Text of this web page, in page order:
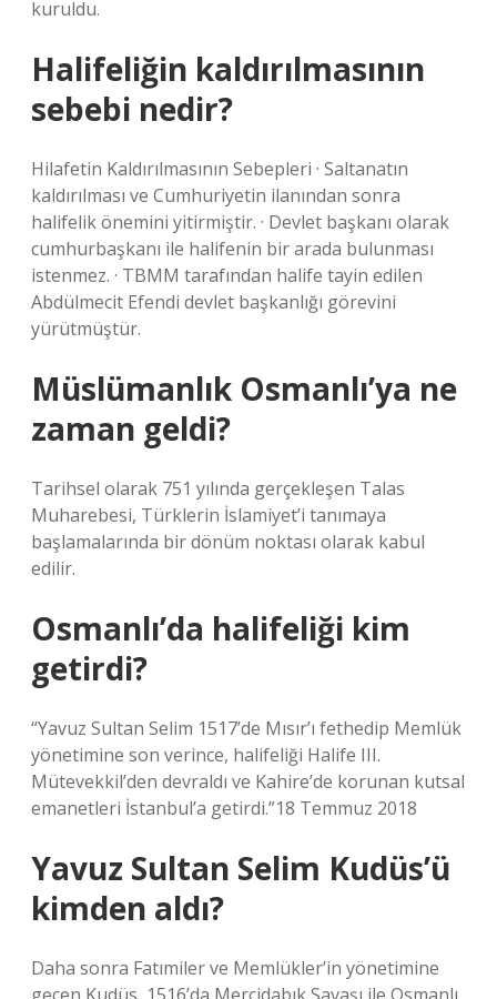
kuruldu.
Halifeliğin kaldırılmasının
sebebi nedir?
Hilafetin Kaldırılmasının Sebepleri · Saltanatın
kaldırılması ve Cumhuriyetin ilanından sonra
halifelik önemini yitirmiştir. · Devlet başkanı olarak
cumhurbaşkanı ile halifenin bir arada bulunması
istenmez. · TBMM tarafından halife tayin edilen
Abdülmecit Efendi devlet başkanlığı görevini
yürütmüştür.
Müslümanlık Osmanlı’ya ne
zaman geldi?
Tarihsel olarak 751 yılında gerçekleşen Talas
Muharebesi, Türklerin İslamiyet’i tanımaya
başlamalarında bir dönüm noktası olarak kabul
edilir.
Osmanlı’da halifeliği kim
getirdi?
“Yavuz Sultan Selim 1517’de Mısır’ı fethedip Memlük
yönetimine son verince, halifeliği Halife III.
Mütevekkil’den devraldı ve Kahire’de korunan kutsal
emanetleri İstanbul’a getirdi.”18 Temmuz 2018
Yavuz Sultan Selim Kudüs’ü
kimden aldı?
Daha sonra Fatımiler ve Memlükler’in yönetimine